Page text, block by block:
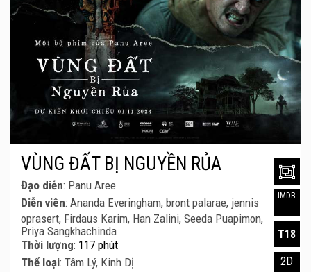
VÙNG ĐẤT BỊ NGUYỀN RỦA
Đạo diễn: Panu Aree
Diễn viên: Ananda Everingham, bront palarae, jennis
oprasert, Firdaus Karim, Han Zalini, Seeda Puapimon,
Priya Sangkhachinda
Thời lượng: 117 phút
Thể loại: Tâm Lý, Kinh Dị
IMDB
T18
2D